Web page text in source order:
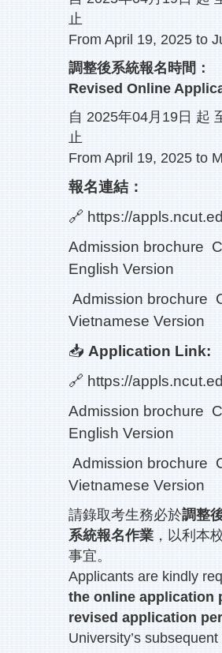
止
From April 19, 2025 to
調整後系統報名時間：
Revised Online
自 2025年04月19日 起
止
From April 19, 2025 to
報名連結：
🔗 https://
Admission brochure
English Version
Admission brochure
Vietnamese Version
📥 Application Link:
🔗 https://
Admission brochure
English Version
Admission brochure
Vietnamese Version
請錄取考生務必於調整
系統報名作業 ，以利本
事宜。
Applicants are kindly
the online application
revised application
University’s